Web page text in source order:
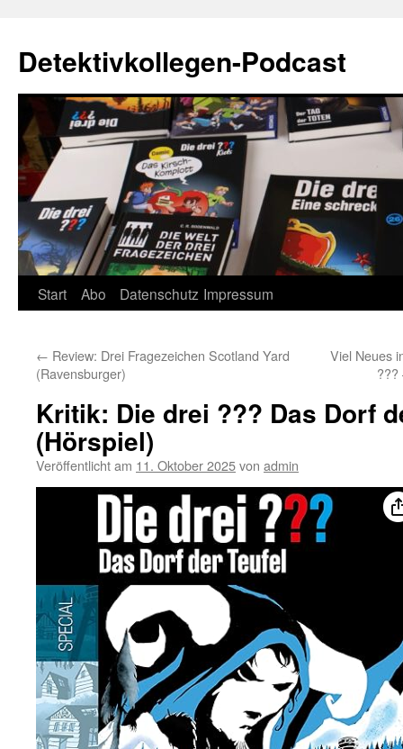
springen
Detektivkollegen-Podcast
Start Abo Datenschutz Impressum
← Review: Drei Fragezeichen Scotland Yard
(Ravensburger)
Viel Neues
???
Kritik: Die drei ??? Das Dorf
(Hörspiel)
Veröffentlicht am 11. Oktober 2025von admin